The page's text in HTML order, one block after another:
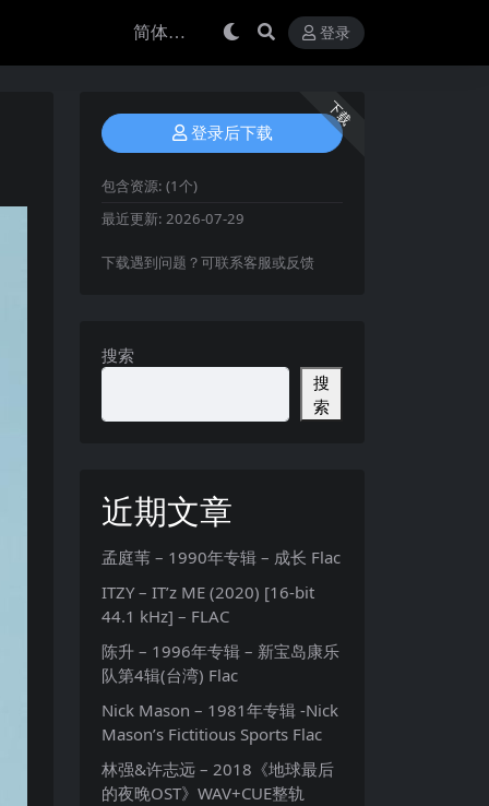
登录
下载
登录后下载
包含资源: (1个)
最近更新: 2026-07-29
下载遇到问题？可联系客服或反馈
搜索
搜
索
近期文章
孟庭苇 – 1990年专辑 – 成长 Flac
ITZY – IT’z ME (2020) [16-bit
44.1 kHz] – FLAC
陈升 – 1996年专辑 – 新宝岛康乐
队第4辑(台湾) Flac
Nick Mason – 1981年专辑 -Nick
Mason’s Fictitious Sports Flac
林强&许志远 – 2018《地球最后
的夜晚OST》WAV+CUE整轨